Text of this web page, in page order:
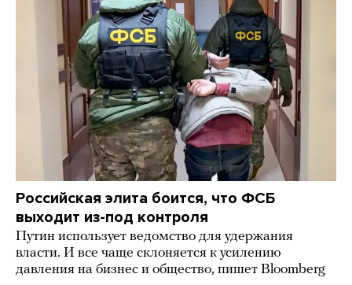
Российская элита боится, что ФСБ
выходит из-под контроля
Путин использует ведомство для удержания
власти. И все чаще склоняется к усилению
давления на бизнес и общество, пишет Bloomberg